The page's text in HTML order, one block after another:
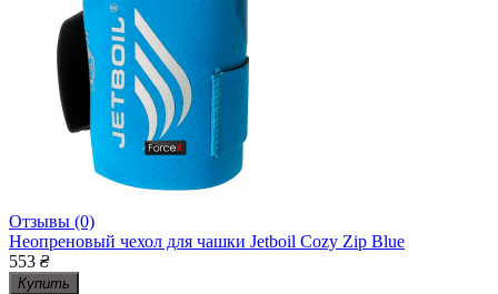
Отзывы (0)
Неопреновый чехол для чашки Jetboil Cozy Zip Blue
553 ₴
Купить